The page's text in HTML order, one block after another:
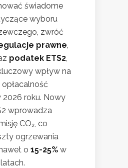
świadome
wyboru
zwróć
prawne,
podatek ETS2,
wpływ na
2026 roku. Nowy
wprowadza
CO₂, co
ogrzewania
o 15-25% w